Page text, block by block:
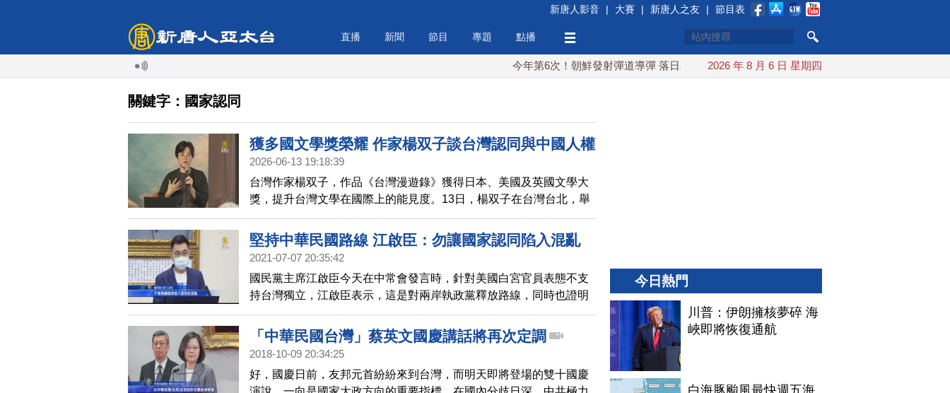
新唐人影音 | 大賽 | 新唐人之友 | 節目表
直播 新聞 節目 專題 點播
今年第6次！朝鮮發射彈道導彈 落日本EEZ外 紅海戰火續升溫 也門胡塞武裝稱又襲擊沙特
2026 年 8 月 6 日 星期四
關鍵字：國家認同
獲多國文學獎榮耀 作家楊双子談台灣認同與中國人權
2026-06-13 19:18:39
台灣作家楊双子，作品《台灣漫遊錄》獲得日本、美國及英國文學大
獎，提升台灣文學在國際上的能見度。13日，楊双子在台灣台北，舉
行回國後第一場公開演講。分享他的成長經歷，以及對台灣認同和中
國人權看法。
堅持中華民國路線 江啟臣：勿讓國家認同陷入混亂
2021-07-07 20:35:42
國民黨主席江啟臣今天在中常會發言時，針對美國白宮官員表態不支
持台灣獨立，江啟臣表示，這是對兩岸執政黨釋放路線，同時也證明
國民黨以中華民國為核心的正確，也呼籲蔡英文總統表態，不要讓國
家價值陷入混亂。
「中華民國台灣」蔡英文國慶講話將再次定調
2018-10-09 20:34:25
好，國慶日前，友邦元首紛紛來到台灣，而明天即將登場的雙十國慶
今日熱門
川普：伊朗擁核夢碎 海
峽即將恢復通航
白海豚颱風最快週五海